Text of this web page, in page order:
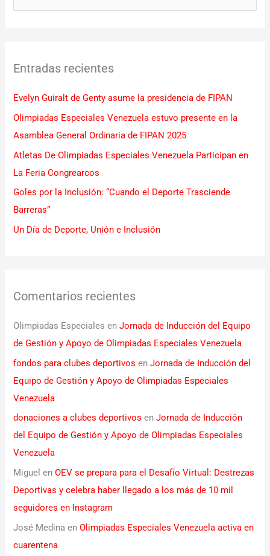
a
p
o
r
:
Entradas recientes
Evelyn Guiralt de Genty asume la presidencia de FIPAN
Olimpiadas Especiales Venezuela estuvo presente en la
Asamblea General Ordinaria de FIPAN 2025
Atletas De Olimpiadas Especiales Venezuela Participan en
La Feria Congrearcos
Goles por la Inclusión: “Cuando el Deporte Trasciende
Barreras”
Un Día de Deporte, Unión e Inclusión
Comentarios recientes
Olimpiadas Especiales enJornada de Inducción del Equipo
de Gestión y Apoyo de Olimpiadas Especiales Venezuela
fondos para clubes deportivos enJornada de Inducción del
Equipo de Gestión y Apoyo de Olimpiadas Especiales
Venezuela
donaciones a clubes deportivos enJornada de Inducción
del Equipo de Gestión y Apoyo de Olimpiadas Especiales
Venezuela
Miguel enOEV se prepara para el Desafío Virtual: Destrezas
Deportivas y celebra haber llegado a los más de 10 mil
seguidores en Instagram
José Medina enOlimpiadas Especiales Venezuela activa en
cuarentena